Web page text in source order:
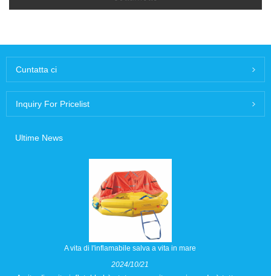
Cuntatta ci
Inquiry For Pricelist
Ultime News
A vita di l'inflamabile salva a vita in mare
2024/10/21